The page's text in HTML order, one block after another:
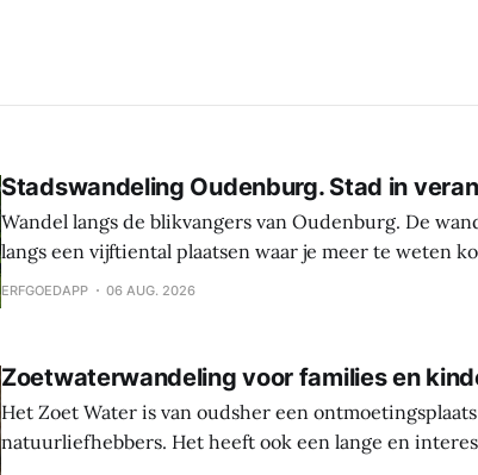
Stadswandeling Oudenburg. Stad in
Wandel langs de blikvangers van Oudenburg. De
langs een vijftiental plaatsen waar je meer te weten
geschiedenis, weetjes en toekomstplannen van de
ERFGOEDAPP 06 AUG. 2026
Zoetwaterwandeling voor families en
Het Zoet Water is van oudsher een
natuurliefhebbers. Het heeft ook een lange en